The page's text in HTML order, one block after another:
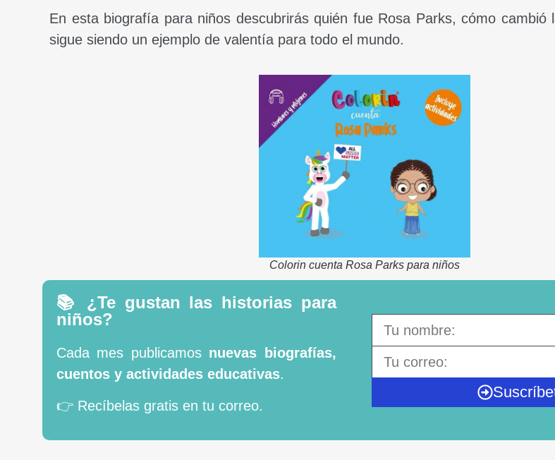
En esta biografía para niños descubrirás quién fue Rosa Parks, cómo cambió
sigue siendo un ejemplo de valentía para todo el mundo.
Colorin cuenta Rosa Parks para niños
📚 ¿Te gustan las historias para
niños?
Cada mes publicamos nuevas biografías,
cuentos y actividades educativas.
👉 Recíbelas gratis en tu correo.